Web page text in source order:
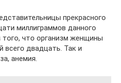
прекрасного
миллиграммов данного
что организм женщины
всего двадцать. Так и
анемия.